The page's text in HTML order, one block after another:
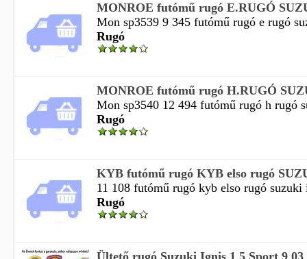
MONROE futómű rugó E.RUGÓ
Mon sp3539 9 345 futómű rugó e rugó
Rugó
MONROE futómű rugó H.RUGÓ
Mon sp3540 12 494 futómű rugó h rugó
Rugó
KYB futómű rugó KYB elso rugó
11 108 futómű rugó kyb elso rugó
Rugó
Ültető rugó Suzuki Ignis 1 5 Sport 9 03